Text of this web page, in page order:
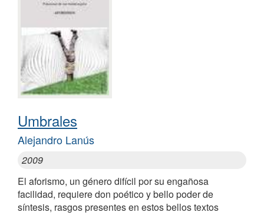
Umbrales
Alejandro Lanús
2009
El aforismo, un género difícil por su engañosa
facilidad, requiere don poético y bello poder de
síntesis, rasgos presentes en estos bellos textos